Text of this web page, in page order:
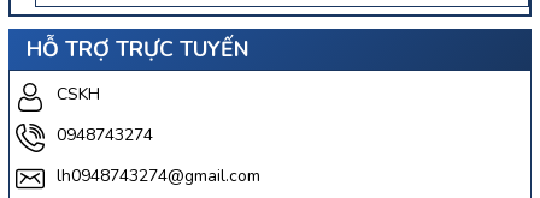
HỖ TRỢ TRỰC TUYẾN
CSKH
0948743274
lh0948743274@gmail.com